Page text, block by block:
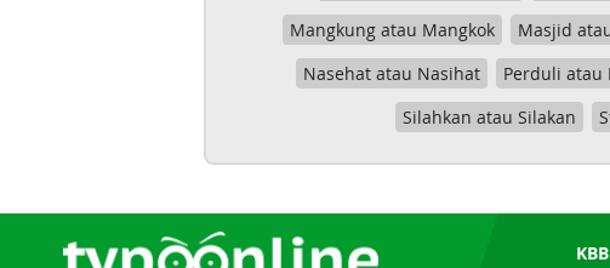
Mangkung atau Mangkok
Masjid
Nasehat atau Nasihat
Perduli atau
Silahkan atau Silakan